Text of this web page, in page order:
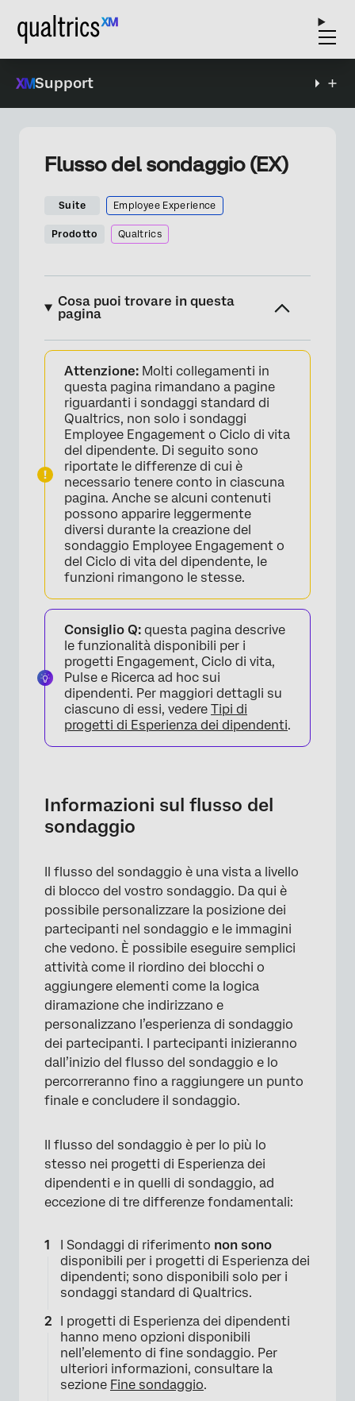
Support
Flusso del sondaggio (EX)
Suite Employee Experience
Prodotto Qualtrics
Cosa puoi trovare in questa
pagina
Informazioni sul flusso del sondaggio
Elementi del flusso del sondaggio
Autenticatore
Elemento di fine sondaggio
Attenzione: Molti collegamenti in
questa pagina rimandano a pagine
riguardanti i sondaggi standard di
Qualtrics, non solo i sondaggi
Employee Engagement o Ciclo di vita
del dipendente. Di seguito sono
riportate le differenze di cui è
necessario tenere conto in ciascuna
pagina. Anche se alcuni contenuti
possono apparire leggermente
diversi durante la creazione del
sondaggio Employee Engagement o
del Ciclo di vita del dipendente, le
funzioni rimangono le stesse.
Consiglio Q: questa pagina descrive
le funzionalità disponibili per i
progetti Engagement, Ciclo di vita,
Pulse e Ricerca ad hoc sui
dipendenti. Per maggiori dettagli su
ciascuno di essi, vedere Tipi di
progetti di Esperienza dei dipendenti.
Informazioni sul flusso del
sondaggio
Il flusso del sondaggio è una vista a livello
di blocco del vostro sondaggio. Da qui è
possibile personalizzare la posizione dei
partecipanti nel sondaggio e le immagini
che vedono. È possibile eseguire semplici
attività come il riordino dei blocchi o
aggiungere elementi come la logica
diramazione che indirizzano e
personalizzano l’esperienza di sondaggio
dei partecipanti. I partecipanti inizieranno
dall’inizio del flusso del sondaggio e lo
percorreranno fino a raggiungere un punto
finale e concludere il sondaggio.
Il flusso del sondaggio è per lo più lo
stesso nei progetti di Esperienza dei
dipendenti e in quelli di sondaggio, ad
eccezione di tre differenze fondamentali:
I Sondaggi di riferimento non sono
disponibili per i progetti di Esperienza dei
dipendenti; sono disponibili solo per i
sondaggi standard di Qualtrics.
I progetti di Esperienza dei dipendenti
hanno meno opzioni disponibili
nell’elemento di fine sondaggio. Per
ulteriori informazioni, consultare la
sezione Fine sondaggio.